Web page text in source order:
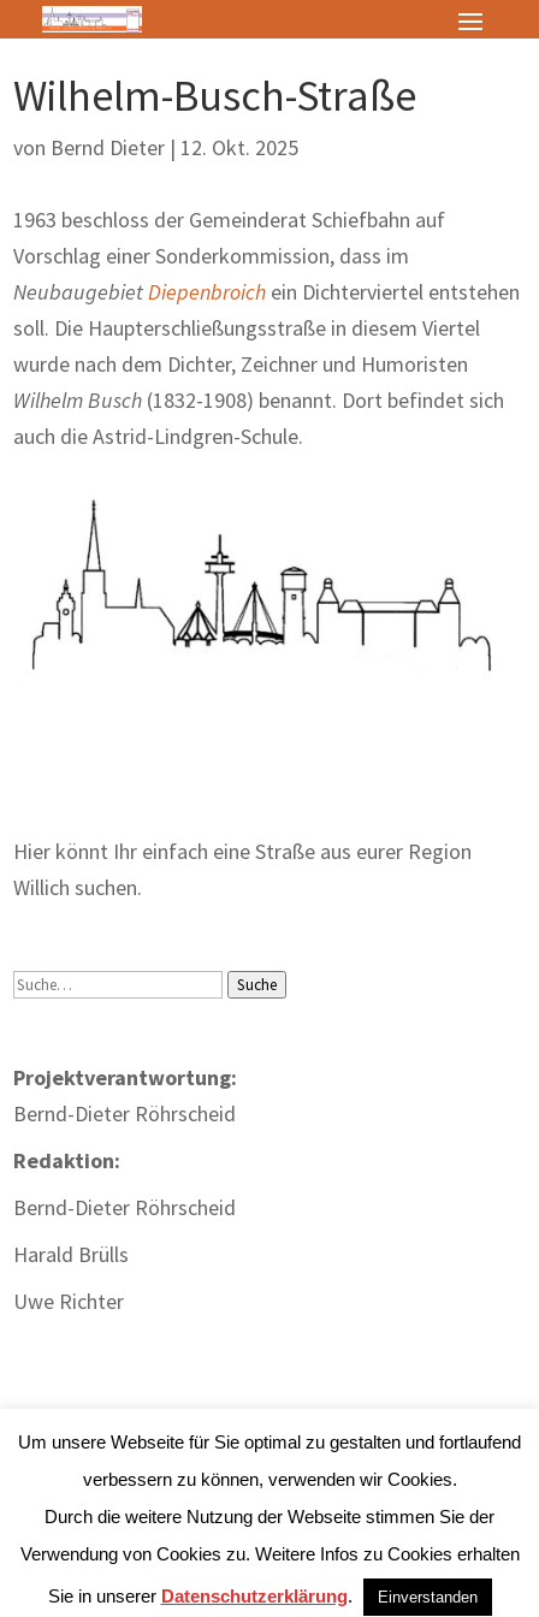
Wilhelm-Busch-Straße
von Bernd Dieter | 12. Okt. 2025
1963 beschloss der Gemeinderat Schiefbahn auf
Vorschlag einer Sonderkommission, dass im
NeubaugebietDiepenbroich ein Dichterviertel entstehen
soll. Die Haupterschließungsstraße in diesem Viertel
wurde nach dem Dichter, Zeichner und Humoristen
Wilhelm Busch (1832-1908) benannt. Dort befindet sich
auch die Astrid-Lindgren-Schule.
Hier könnt Ihr einfach eine Straße aus eurer Region
Willich suchen.
Suche Suche
Projektverantwortung:
Bernd-Dieter Röhrscheid
Redaktion:
Bernd-Dieter Röhrscheid
Harald Brülls
Uwe Richter
Um unsere Webseite für Sie optimal zu gestalten und fortlaufend
verbessern zu können, verwenden wir Cookies.
Durch die weitere Nutzung der Webseite stimmen Sie der
Verwendung von Cookies zu. Weitere Infos zu Cookies erhalten
Sie in unserer Datenschutzerklärung. Einverstanden